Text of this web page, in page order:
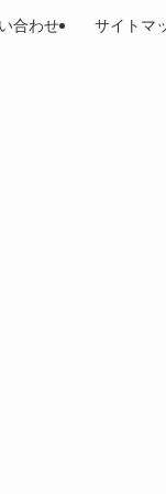
合わせ サイトマ